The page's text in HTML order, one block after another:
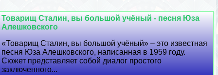
Товарищ Сталин, вы большой учёный - песня Юза
Алешковского
«Товарищ Сталин, вы большой учёный» – это известная
песня Юза Алешковского, написанная в 1959 году.
Сюжет представляет собой диалог простого
заключенного...